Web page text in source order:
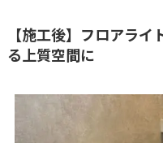
【施工後】フロアラ
る上質空間に